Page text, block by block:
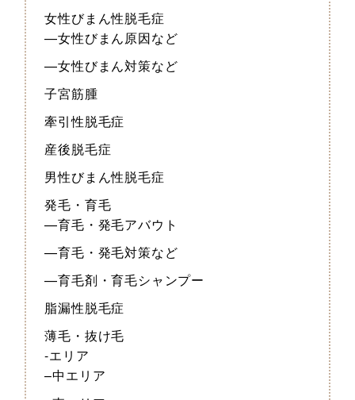
女性びまん性脱毛症
—女性びまん原因など
—女性びまん対策など
子宮筋腫
牽引性脱毛症
産後脱毛症
男性びまん性脱毛症
発毛・育毛
—育毛・発毛アバウト
—育毛・発毛対策など
—育毛剤・育毛シャンプー
脂漏性脱毛症
薄毛・抜け毛
-エリア
–中エリア